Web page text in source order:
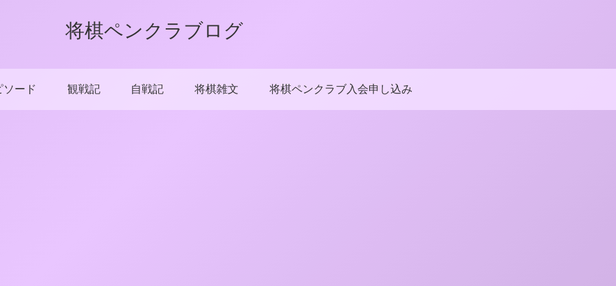
将棋ペンクラブログ
ソード 観戦記 自戦記 将棋雑文 将棋ペンクラブ入会申し込み